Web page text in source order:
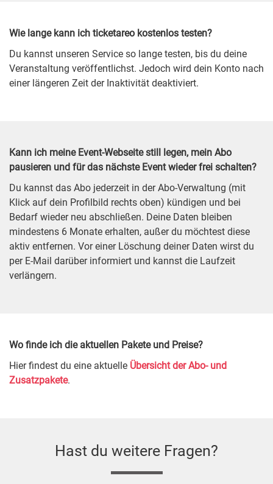
Wie lange kann ich ticketareo kostenlos testen?
Du kannst unseren Service so lange testen, bis du deine
Veranstaltung veröffentlichst. Jedoch wird dein Konto nach
einer längeren Zeit der Inaktivität deaktiviert.
Kann ich meine Event-Webseite still legen, mein Abo
pausieren und für das nächste Event wieder frei schalten?
Du kannst das Abo jederzeit in der Abo-Verwaltung (mit
Klick auf dein Profilbild rechts oben) kündigen und bei
Bedarf wieder neu abschließen. Deine Daten bleiben
mindestens 6 Monate erhalten, außer du möchtest diese
aktiv entfernen. Vor einer Löschung deiner Daten wirst du
per E-Mail darüber informiert und kannst die Laufzeit
verlängern.
Wo finde ich die aktuellen Pakete und Preise?
Hier findest du eine aktuelle Übersicht der Abo- und
Zusatzpakete.
Hast du weitere Fragen?